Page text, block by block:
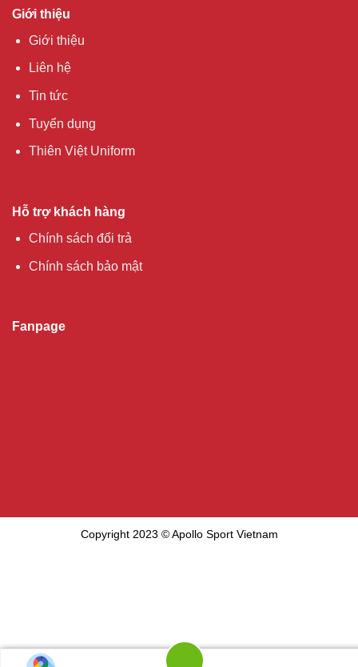
Giới thiệu
Giới thiệu
Liên hệ
Tin tức
Tuyển dụng
Thiên Việt Uniform
Hỗ trợ khách hàng
Chính sách đổi trả
Chính sách bảo mật
Fanpage
Copyright 2023 © Apollo Sport Vietnam